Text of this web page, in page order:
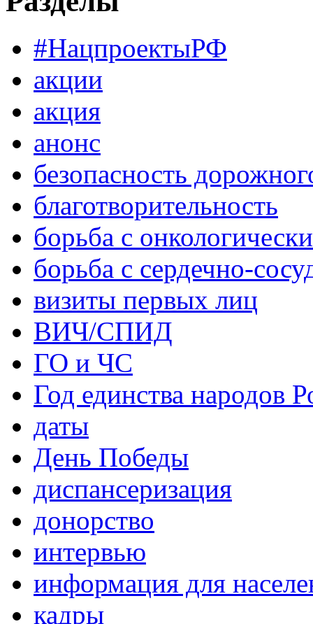
#НацпроектыРФ
акции
акция
анонс
безопасность
благотворительность
борьба с
борьба с сердечно-
визиты первых лиц
ВИЧ/СПИД
ГО и ЧС
Год единства народов
даты
День Победы
диспансеризация
донорство
интервью
информация для
кадры